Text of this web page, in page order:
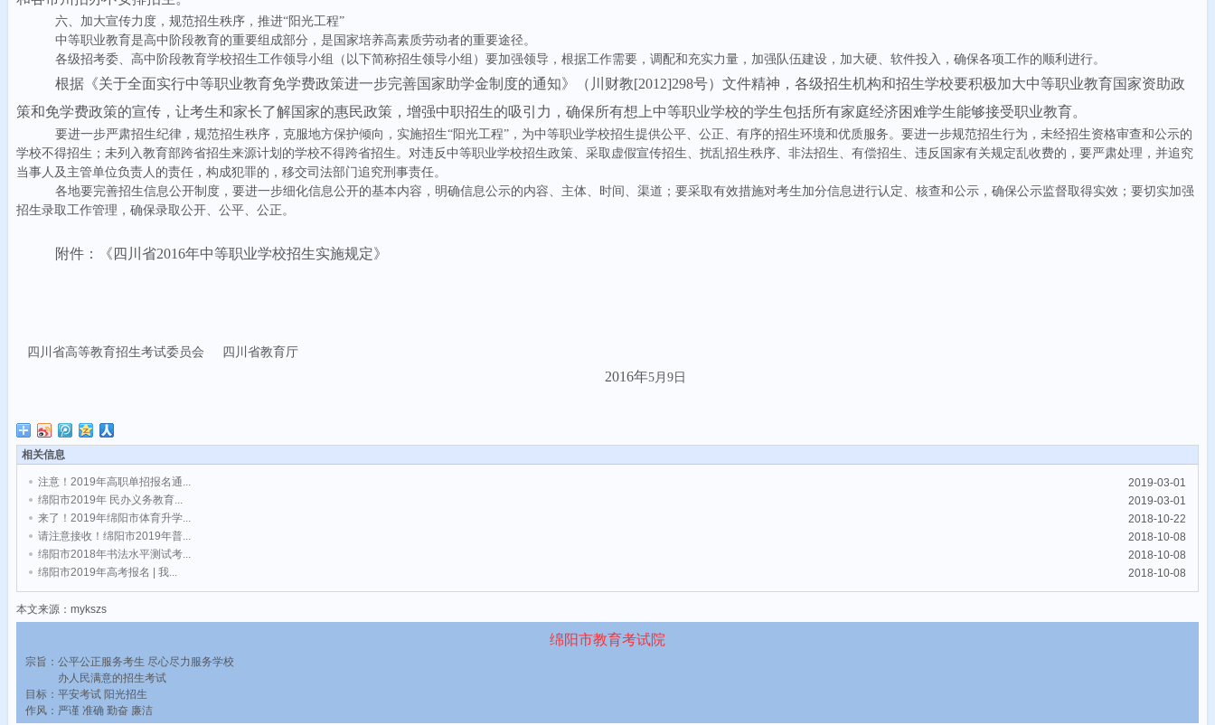
六、加大宣传力度，规范招生秩序，推进“阳光工程”
中等职业教育是高中阶段教育的重要组成部分，是国家培养高素质劳动者的重要途径。
各级招考委、高中阶段教育学校招生工作领导小组（以下简称招生领导小组）要加强领导，根据工作需要，调配和充实力量，加强队伍建设，加大硬、软件投入，确保各项工作的顺利进行。
根据《关于全面实行中等职业教育免学费政策进一步完善国家助学金制度的通知》（川财教[2012]298号）文件精神，各级招生机构和招生学校要积极加大中等职业教育国家资助政
策和免学费政策的宣传，让考生和家长了解国家的惠民政策，增强中职招生的吸引力，确保所有想上中等职业学校的学生包括所有家庭经济困难学生能够接受职业教育。
要进一步严肃招生纪律，规范招生秩序，克服地方保护倾向，实施招生“阳光工程” ，为中等职业学校招生提供公平、公正、有序的招生环境和优质服务。要进一步规范招生行为，未经招生资格审查和公示的
学校不得招生；未列入教育部跨省招生来源计划的学校不得跨省招生。对违反中等职业学校招生政策、采取虚假宣传招生、扰乱招生秩序、非法招生、有偿招生、违反国家有关规定乱收费的，要严肃处理，并追究
当事人及主管单位负责人的责任，构成犯罪的，移交司法部门追究刑事责任。
各地要完善招生信息公开制度，要进一步细化信息公开的基本内容，明确信息公示的内容、主体、时间、渠道；要采取有效措施对考生加分信息进行认定、核查和公示，确保公示监督取得实效；要切实加强
招生录取工作管理，确保录取公开、公平、公正。
附件：《四川省2016年中等职业学校招生实施规定》
四川省高等教育招生考试委员会 四川省教育厅
2016年5月 9 日
相关信息
注意！2019年高职单招报名通...
2019-03-01
绵阳市2019年 民办义务教育...
2019-03-01
来了！2019年绵阳市体育升学...
2018-10-22
请注意接收！绵阳市2019年普...
2018-10-08
绵阳市2018年书法水平测试考...
2018-10-08
绵阳市2019年高考报名 | 我...
2018-10-08
本文来源：mykszs
绵阳市教育考试院
宗旨：公平公正服务考生 尽心尽力服务学校
办人民满意的招生考试
目标：平安考试 阳光招生
作风：严谨 准确 勤奋 廉洁